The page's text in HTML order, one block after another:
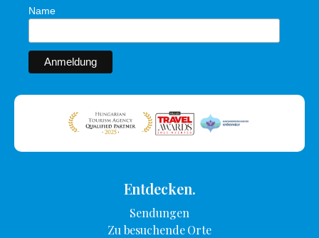
Name
Entdecken.
Sendungen
Zu besuchende Orte